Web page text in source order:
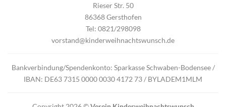
Rieser Str. 50
86368 Gersthofen
Tel: 0821/298098
vorstand@kinderweihnachtswunsch.de
Bankverbindung/Spendenkonto: Sparkasse Schwaben-Bodensee /
IBAN: DE63 7315 0000 0030 4172 73 / BYLADEM1MLM